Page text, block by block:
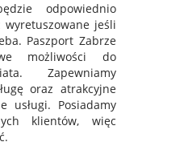
odpowiednio
wyretuszowane jeśli
Paszport Zabrze
możliwości do
Zapewniamy
oraz atrakcyjne
usługi. Posiadamy
klientów, więc